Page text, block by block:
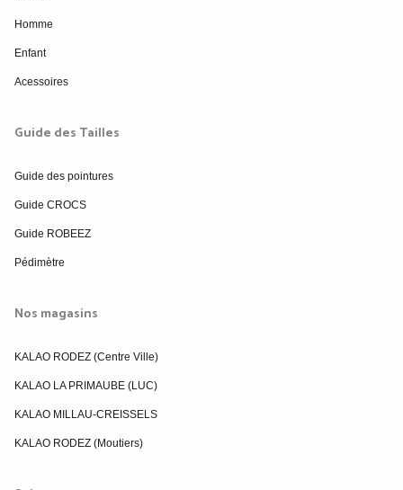
Homme
Enfant
Acessoires
Guide des Tailles
Guide des pointures
Guide CROCS
Guide ROBEEZ
Pédimètre
Nos magasins
KALAO RODEZ (Centre Ville)
KALAO LA PRIMAUBE (LUC)
KALAO MILLAU-CREISSELS
KALAO RODEZ (Moutiers)